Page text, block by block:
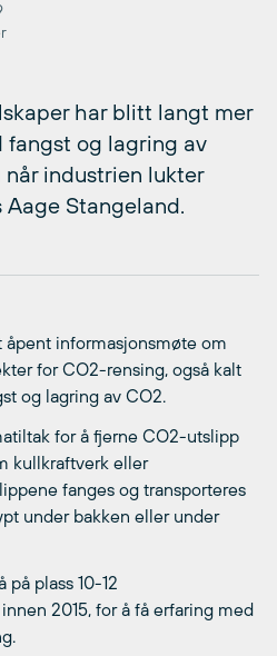
har blitt langt mer
og lagring av
når industrien lukter
Aage Stangeland.
åpent informasjonsmøte om
for CO2-rensing, også kalt
og lagring av CO2.
for å fjerne CO2-utslipp
kullkraftverk eller
fanges og transporteres
under bakken eller under
på plass 10-12
2015, for å få erfaring med